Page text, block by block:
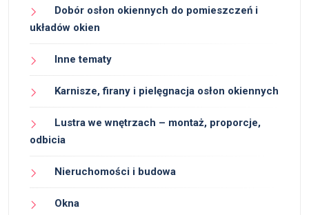
Dobór osłon okiennych do pomieszczeń i
układów okien
Inne tematy
Karnisze, firany i pielęgnacja osłon okiennych
Lustra we wnętrzach – montaż, proporcje,
odbicia
Nieruchomości i budowa
Okna